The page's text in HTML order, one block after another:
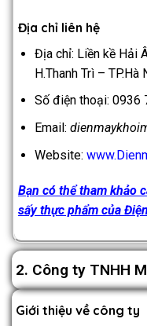
Địa chỉ liên hệ
Địa chỉ: Liền kề Hải
H.Thanh Trì – TP.Hà
Số điện thoại: 0936
Email:
Website:
Bạn có thể tham khảo
sấy thực phẩm của
2. Công ty TNHH
Giới thiệu về công ty